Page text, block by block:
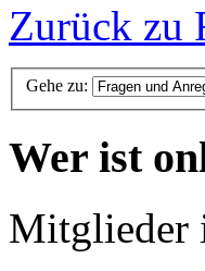
Zurück zu
Gehe zu:
Wer ist
Mitglieder